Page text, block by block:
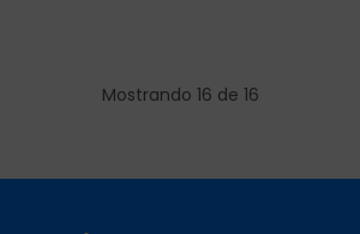
Mostrando 16 de 16